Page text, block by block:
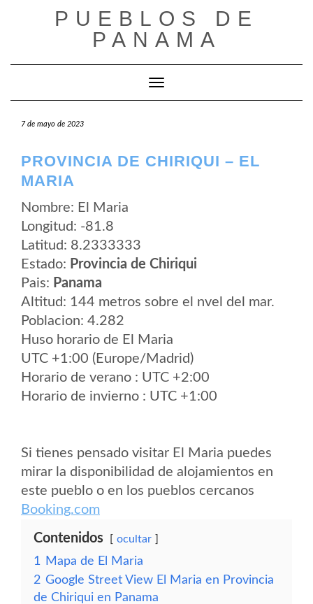
PUEBLOS DE
PANAMA
Cambiar modo de navegación
7 de mayo de 2023
PROVINCIA DE CHIRIQUI – EL
MARIA
Nombre: El Maria
Longitud: -81.8
Latitud: 8.2333333
Estado: Provincia de Chiriqui
Pais: Panama
Altitud: 144 metros sobre el nvel del mar.
Poblacion: 4.282
Huso horario de El Maria
UTC +1:00 (Europe/Madrid)
Horario de verano : UTC +2:00
Horario de invierno : UTC +1:00
Si tienes pensado visitar El Maria puedes
mirar la disponibilidad de alojamientos en
este pueblo o en los pueblos cercanos
Booking.com
Contenidos ocultar
1
Mapa de El Maria
2 Google Street View El Maria en Provincia
de Chiriqui en Panama